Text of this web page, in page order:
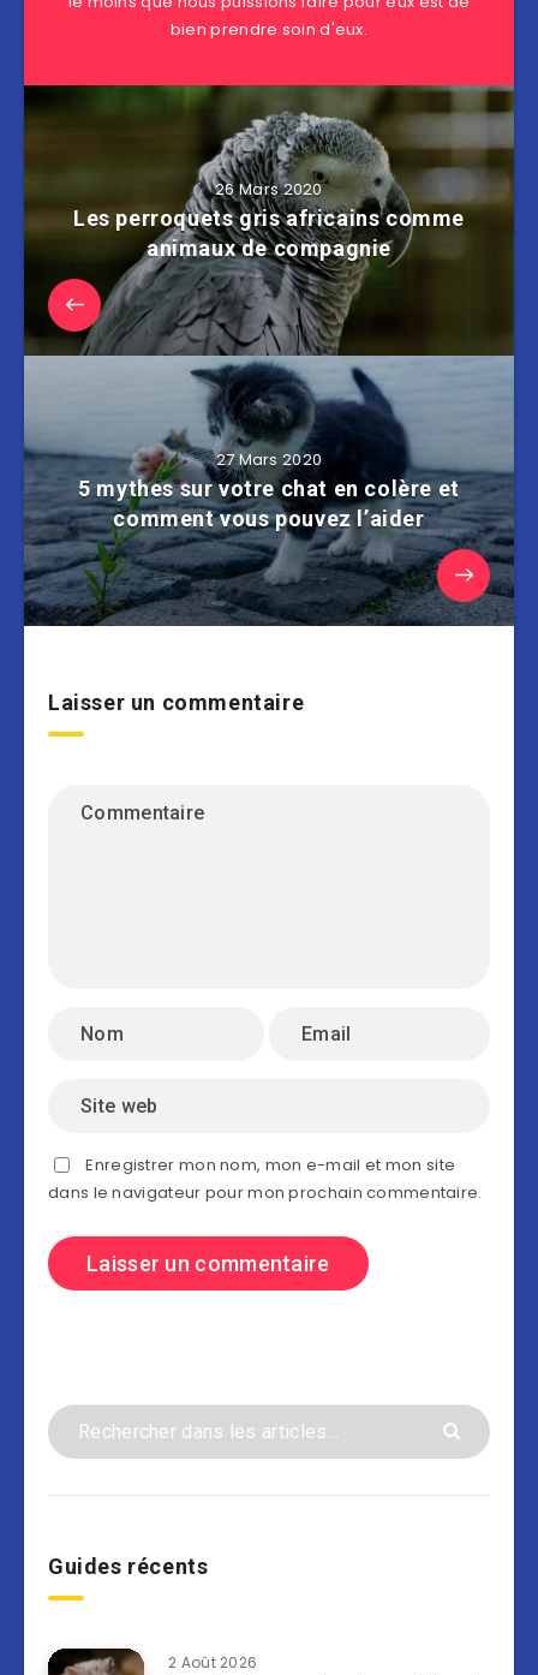
bien prendre soin d'eux.
26 Mars 2020
Les perroquets gris africains comme
animaux de compagnie
27 Mars 2020
5 mythes sur votre chat en colère et
comment vous pouvez l’aider
Laisser un commentaire
Enregistrer mon nom, mon e-mail et mon site
dans le navigateur pour mon prochain commentaire.
Guides récents
2 Août 2026